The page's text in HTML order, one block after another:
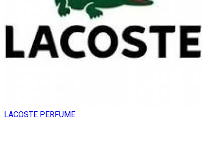
LACOSTE PERFUME